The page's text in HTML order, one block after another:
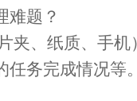
难题？
夹、纸质、手
任务完成情况等